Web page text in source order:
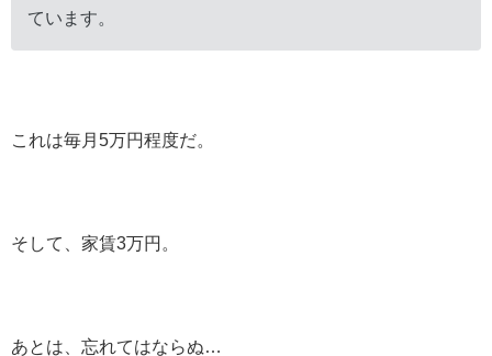
ています。
これは毎月5万円程度だ。
そして、家賃3万円。
あとは、忘れてはならぬ…